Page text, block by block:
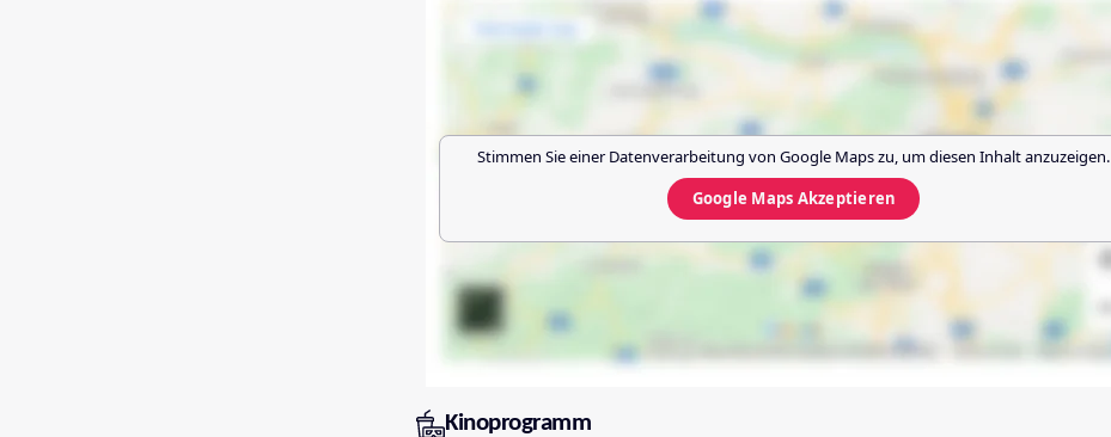
Stimmen Sie einer Datenverarbeitung vonGoogle Mapszu, um diesen Inhalt anzuzeigen.
Google Maps Akzeptieren
Kinoprogramm